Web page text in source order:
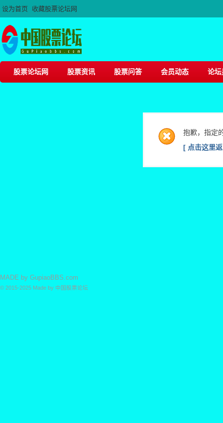
设为首页 收藏股票论坛网
股票论坛网 股票资讯 股票问答 会员动态 论坛
抱歉，指定
[ 点击这里
MADE by GupiaoBBS.com
© 2015-2025 Made by 中国股票论坛